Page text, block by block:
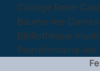
Collège René-
Baume-les-
Bibliothèque
Pierrefontaine-